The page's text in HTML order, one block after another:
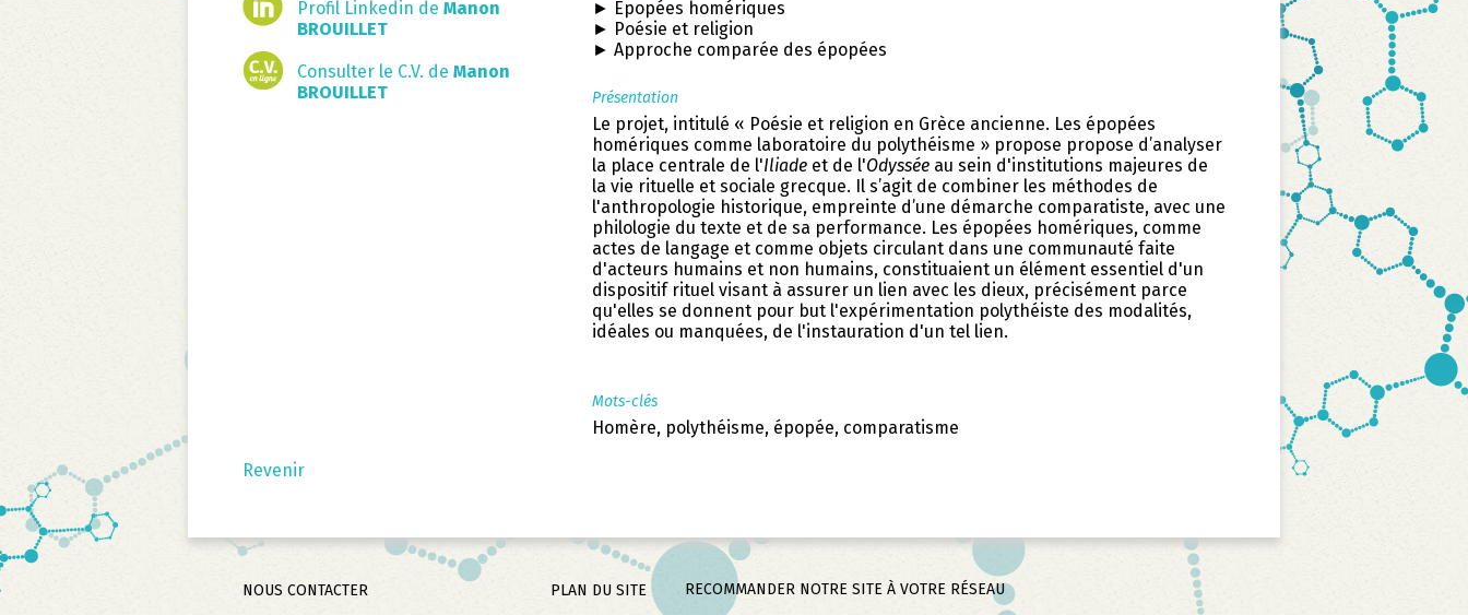
Profil Linkedin de Manon
BROUILLET
Consulter le C.V. de Manon
BROUILLET
► Épopées homériques
► Poésie et religion
► Approche comparée des épopées
Présentation
Le projet, intitulé « Poésie et religion en Grèce ancienne. Les épopées
homériques comme laboratoire du polythéisme » propose propose d’analyser
la place centrale de l'Iliade et de l'Odyssée au sein d'institutions majeures de
la vie rituelle et sociale grecque. Il s’agit de combiner les méthodes de
l'anthropologie historique, empreinte d’une démarche comparatiste, avec une
philologie du texte et de sa performance. Les épopées homériques, comme
actes de langage et comme objets circulant dans une communauté faite
d'acteurs humains et non humains, constituaient un élément essentiel d'un
dispositif rituel visant à assurer un lien avec les dieux, précisément parce
qu'elles se donnent pour but l'expérimentation polythéiste des modalités,
idéales ou manquées, de l'instauration d'un tel lien.
Mots-clés
Homère, polythéisme, épopée, comparatisme
Revenir
au
NOUS CONTACTER PLAN DU SITE RECOMMANDER NOTRE SITE À VOTRE RÉSEAU